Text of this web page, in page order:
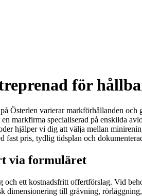
för
varierar markförhållanden
markfirma specialiserad på enskilda
hjälper vi dig att välja mellan
fast pris, tydlig tidsplan och
via formuläret
ett kostnadsfritt offertförslag. Vid
till grävning,